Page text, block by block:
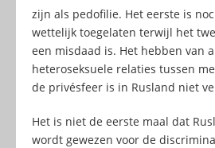
zijn als pedofilie. Het eerste is
wettelijk toegelaten terwijl het
een misdaad is. Het hebben van
heteroseksuele relaties tussen
de privésfeer is in Rusland niet
Het is niet de eerste maal dat
wordt gewezen voor de